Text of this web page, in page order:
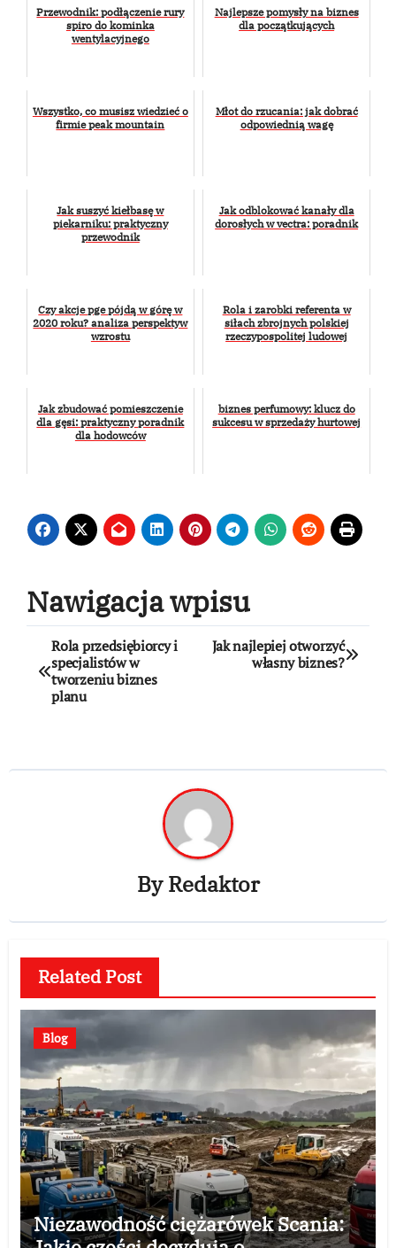
Przewodnik: podłączenie rury
spiro do kominka
wentylacyjnego
Najlepsze pomysły na biznes
dla początkujących
Wszystko, co musisz wiedzieć o
firmie peak mountain
Młot do rzucania: jak dobrać
odpowiednią wagę
Jak suszyć kiełbasę w
piekarniku: praktyczny
przewodnik
Jak odblokować kanały dla
dorosłych w vectra: poradnik
Czy akcje pge pójdą w górę w
2020 roku? analiza perspektyw
wzrostu
Rola i zarobki referenta w
siłach zbrojnych polskiej
rzeczypospolitej ludowej
Jak zbudować pomieszczenie
dla gęsi: praktyczny poradnik
dla hodowców
biznes perfumowy: klucz do
sukcesu w sprzedaży hurtowej
Nawigacja wpisu
Rola przedsiębiorcy i
specjalistów w
tworzeniu biznes
planu
Jak najlepiej otworzyć
własny biznes?
ByRedaktor
Related Post
Blog
Niezawodność ciężarówek Scania: